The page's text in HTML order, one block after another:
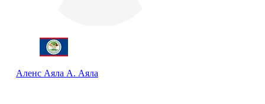
Аленс Аяла А. Аяла